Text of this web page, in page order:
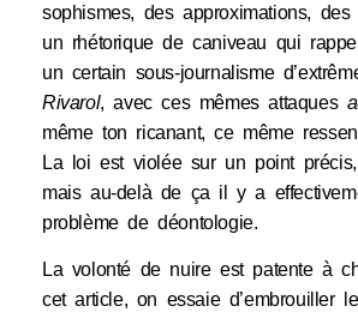
sophismes, des approximations, des
un rhétorique de caniveau qui
un certain sous-journalisme
Rivarol, avec ces mêmes attaques
même ton ricanant, ce même
La loi est violée sur un point précis,
mais au-delà de ça il y a
problème de déontologie.
La volonté de nuire est patente à
cet article, on essaie d’embrouiller